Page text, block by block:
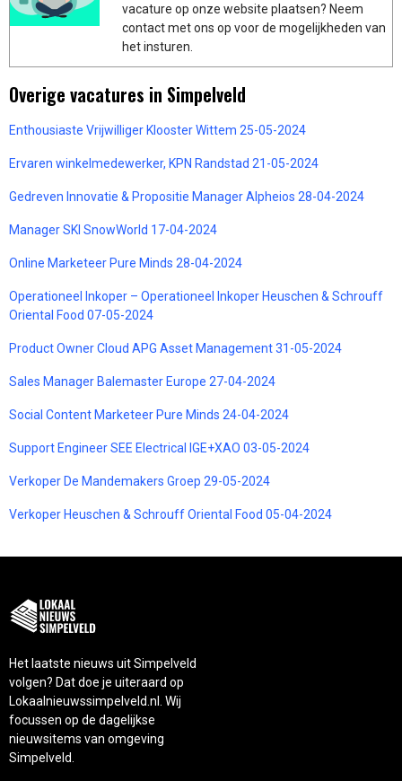
vacature op onze website plaatsen? Neem
contact met ons op voor de mogelijkheden van
het insturen.
Overige vacatures in Simpelveld
Enthousiaste Vrijwilliger Klooster Wittem 25-05-2024
Ervaren winkelmedewerker, KPN Randstad 21-05-2024
Gedreven Innovatie & Propositie Manager Alpheios 28-04-2024
Manager SKI SnowWorld 17-04-2024
Online Marketeer Pure Minds 28-04-2024
Operationeel Inkoper – Operationeel Inkoper Heuschen & Schrouff
Oriental Food 07-05-2024
Product Owner Cloud APG Asset Management 31-05-2024
Sales Manager Balemaster Europe 27-04-2024
Social Content Marketeer Pure Minds 24-04-2024
Support Engineer SEE Electrical IGE+XAO 03-05-2024
Verkoper De Mandemakers Groep 29-05-2024
Verkoper Heuschen & Schrouff Oriental Food 05-04-2024
Het laatste nieuws uit Simpelveld
volgen? Dat doe je uiteraard op
Lokaalnieuwssimpelveld.nl. Wij
focussen op de dagelijkse
nieuwsitems van omgeving
Simpelveld.